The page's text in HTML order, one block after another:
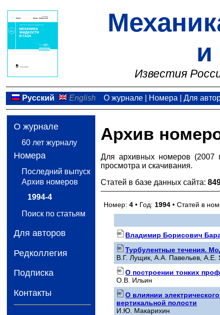
и
Известия
Русский English О журнале| Номера Для
О журнале
60 лет журналу
Номера
Последний выпуск
Архив номеров
1994-4
Поиск по статьям
Для авторов
Редколлегия
Подписка
Контакты
Архив
Для архивных номеров (2007
просмотра и скачивания.
Статей в базе данных сайта:
Номер:4 • Год: 1994 • Статей в
Владимир Борисович
Турбулентные течения.
В.Г. Лущик, А.А. Павельев, А.Е.
О построении тонких
О.В. Ильин
О влиянии
вертикальной полости
И.Ю. Макарихин